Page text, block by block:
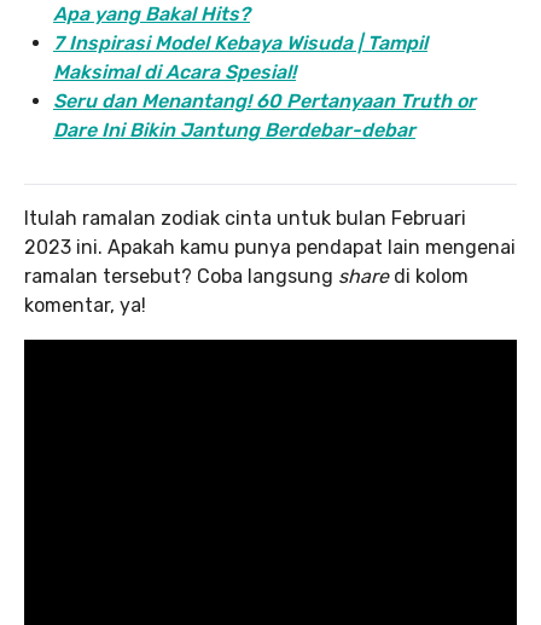
Apa yang Bakal Hits?
7 Inspirasi Model Kebaya Wisuda | Tampil
Maksimal di Acara Spesial!
Seru dan Menantang! 60 Pertanyaan Truth or
Dare Ini Bikin Jantung Berdebar-debar
Itulah ramalan zodiak cinta untuk bulan Februari
2023 ini. Apakah kamu punya pendapat lain mengenai
ramalan tersebut? Coba langsung share di kolom
komentar, ya!